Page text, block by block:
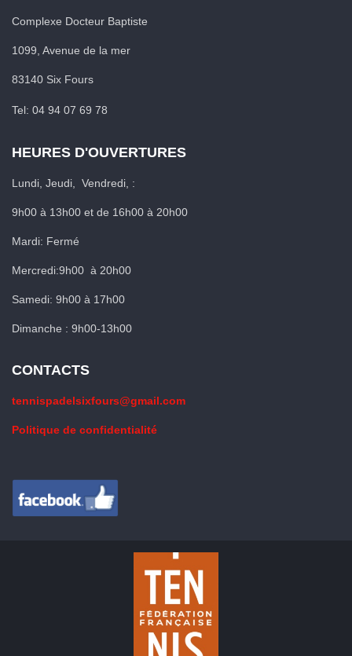
Complexe Docteur Baptiste
1099, Avenue de la mer
83140 Six Fours
Tel: 04 94 07 69 78
HEURES D'OUVERTURES
Lundi, Jeudi, Vendredi, :
9h00 à 13h00 et de 16h00 à 20h00
Mardi: Fermé
Mercredi:9h00 à 20h00
Samedi: 9h00 à 17h00
Dimanche : 9h00-13h00
CONTACTS
tennispadelsixfours@gmail.com
Politique de confidentialité